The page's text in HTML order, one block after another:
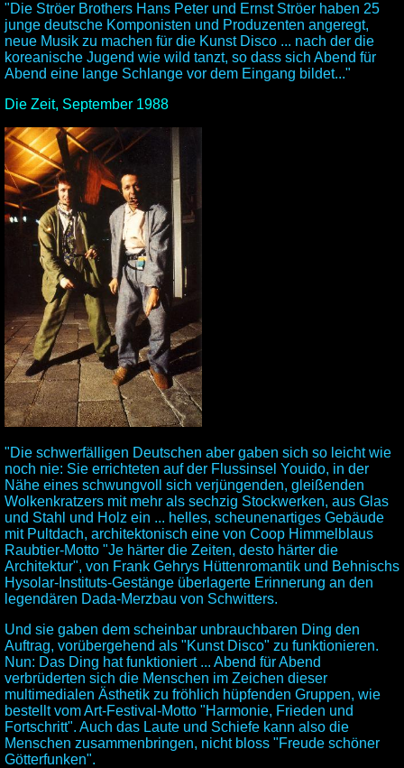
"Die Ströer Brothers Hans Peter und Ernst Ströer haben 25
junge deutsche Komponisten und Produzenten angeregt,
neue Musik zu machen für die Kunst Disco ... nach der die
koreanische Jugend wie wild tanzt, so dass sich Abend für
Abend eine lange Schlange vor dem Eingang bildet..."
Die Zeit, September 1988
"Die schwerfälligen Deutschen aber gaben sich so leicht wie
noch nie: Sie errichteten auf der Flussinsel Youido, in der
Nähe eines schwungvoll sich verjüngenden, gleißenden
Wolkenkratzers mit mehr als sechzig Stockwerken, aus Glas
und Stahl und Holz ein ... helles, scheunenartiges Gebäude
mit Pultdach, architektonisch eine von Coop Himmelblaus
Raubtier-Motto "Je härter die Zeiten, desto härter die
Architektur", von Frank Gehrys Hüttenromantik und Behnischs
Hysolar-Instituts-Gestänge überlagerte Erinnerung an den
legendären Dada-Merzbau von Schwitters.
Und sie gaben dem scheinbar unbrauchbaren Ding den
Auftrag, vorübergehend als "Kunst Disco" zu funktionieren.
Nun: Das Ding hat funktioniert ... Abend für Abend
verbrüderten sich die Menschen im Zeichen dieser
multimedialen Ästhetik zu fröhlich hüpfenden Gruppen, wie
bestellt vom Art-Festival-Motto "Harmonie, Frieden und
Fortschritt". Auch das Laute und Schiefe kann also die
Menschen zusammenbringen, nicht bloss "Freude schöner
Götterfunken".